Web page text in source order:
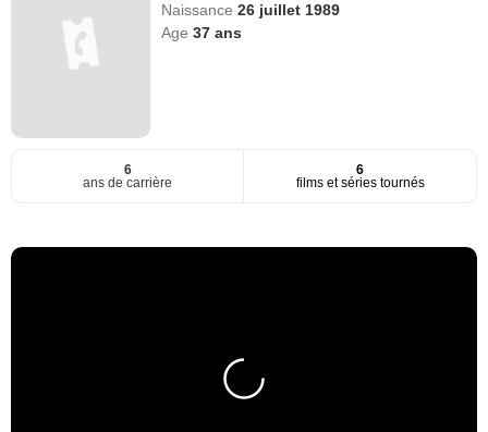
Naissance26 juillet 1989
Age37 ans
6
ans de carrière
6
films et séries tournés